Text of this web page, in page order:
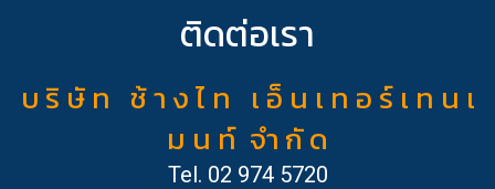
ติดต่อเรา
บ ริ ษั ท ช้ า ง ไ ท เ อ็ น เ ท อ ร์ เ ท น เ
ม น ท์ จำ กั ด
Tel. 02 974 5720